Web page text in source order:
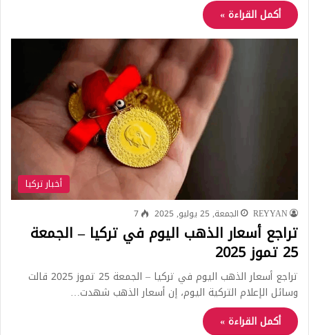
أكمل القراءة »
أخبار تركيا
REYYAN الجمعة, 25 يوليو, 2025 7
تراجع أسعار الذهب اليوم في تركيا – الجمعة
25 تموز 2025
تراجع أسعار الذهب اليوم في تركيا – الجمعة 25 تموز 2025 قالت
وسائل الإعلام التركية اليوم، إن أسعار الذهب شهدت…
أكمل القراءة »